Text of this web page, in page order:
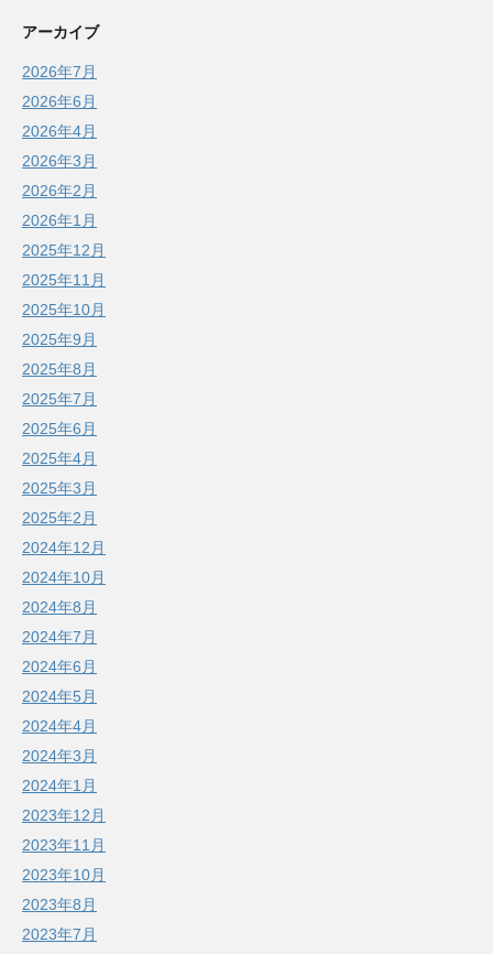
アーカイブ
2026年7月
2026年6月
2026年4月
2026年3月
2026年2月
2026年1月
2025年12月
2025年11月
2025年10月
2025年9月
2025年8月
2025年7月
2025年6月
2025年4月
2025年3月
2025年2月
2024年12月
2024年10月
2024年8月
2024年7月
2024年6月
2024年5月
2024年4月
2024年3月
2024年1月
2023年12月
2023年11月
2023年10月
2023年8月
2023年7月